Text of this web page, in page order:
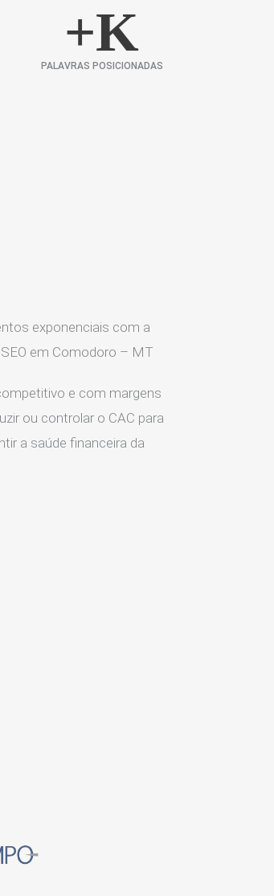
+K
PALAVRAS POSICIONADAS
exponenciais com a
em Comodoro – MT
e com margens
ou controlar o CAC para
a saúde financeira da